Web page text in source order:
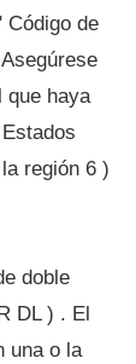
Código de
que haya
región 6 )
doble
DL ) . El
una o la